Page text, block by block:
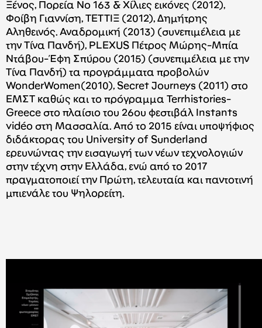
Ξένος, Πορεία Νο 163 & Χίλιες εικόνες (2012),
Φοίβη Γιαννίση, ΤΕΤΤΙΞ (2012), Δημήτρης
Αληθεινός. Αναδρομική (2013) (συνεπιμέλεια με
την Τίνα Πανδή), PLEXUS Πέτρος Μώρης-Μπία
Ντάβου-Έφη Σπύρου (2015) (συνεπιμέλεια με την
Τίνα Πανδή) τα προγράμματα προβολών
WonderWomen(2010), Secret Journeys (2011) στο
ΕΜΣΤ καθώς και το πρόγραμμα Terrhistories-
Greece στο πλαίσιο του 26ου φεστιβάλ Instants
vidéo στη Μασσαλία. Από το 2015 είναι υποψήφιος
διδάκτορας του University of Sunderland
ερευνώντας την εισαγωγή των νέων τεχνολογιών
στην τέχνη στην Ελλάδα, ενώ από το 2017
πραγματοποιεί την Πρώτη, τελευταία και παντοτινή
μπιενάλε του Ψηλορείτη.